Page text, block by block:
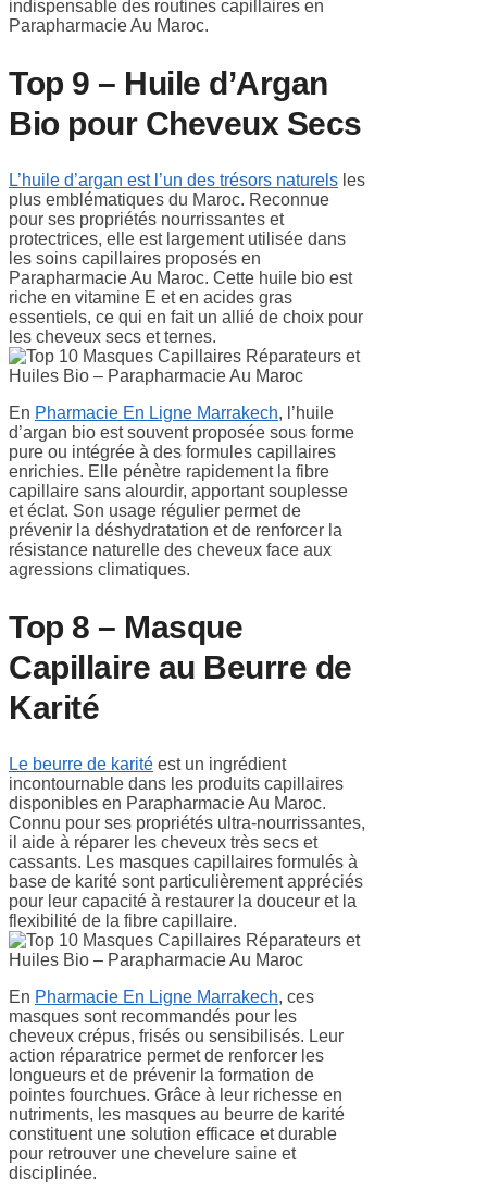
indispensable des routines capillaires en
Parapharmacie Au Maroc.
Top 9 – Huile d’Argan
Bio pour Cheveux Secs
L’huile d’argan est l’un des trésors naturels les
plus emblématiques du Maroc. Reconnue
pour ses propriétés nourrissantes et
protectrices, elle est largement utilisée dans
les soins capillaires proposés en
Parapharmacie Au Maroc. Cette huile bio est
riche en vitamine E et en acides gras
essentiels, ce qui en fait un allié de choix pour
les cheveux secs et ternes.
En Pharmacie En Ligne Marrakech, l’huile
d’argan bio est souvent proposée sous forme
pure ou intégrée à des formules capillaires
enrichies. Elle pénètre rapidement la fibre
capillaire sans alourdir, apportant souplesse
et éclat. Son usage régulier permet de
prévenir la déshydratation et de renforcer la
résistance naturelle des cheveux face aux
agressions climatiques.
Top 8 – Masque
Capillaire au Beurre de
Karité
Le beurre de karité est un ingrédient
incontournable dans les produits capillaires
disponibles en Parapharmacie Au Maroc.
Connu pour ses propriétés ultra-nourrissantes,
il aide à réparer les cheveux très secs et
cassants. Les masques capillaires formulés à
base de karité sont particulièrement appréciés
pour leur capacité à restaurer la douceur et la
flexibilité de la fibre capillaire.
En Pharmacie En Ligne Marrakech, ces
masques sont recommandés pour les
cheveux crépus, frisés ou sensibilisés. Leur
action réparatrice permet de renforcer les
longueurs et de prévenir la formation de
pointes fourchues. Grâce à leur richesse en
nutriments, les masques au beurre de karité
constituent une solution efficace et durable
pour retrouver une chevelure saine et
disciplinée.